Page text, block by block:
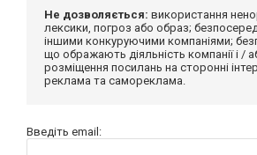
Не дозволяється: використання
лексики, погроз або образ;
іншими конкуруючими компаніями;
що ображають діяльність компанії і /
розміщення посилань на сторонні
реклама та самореклама.
Введіть email: